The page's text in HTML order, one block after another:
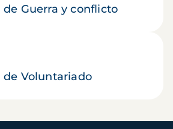
Guerra y conflicto
de Voluntariado